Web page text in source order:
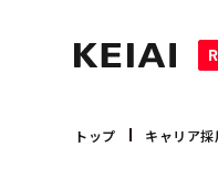
キャリ
営業職
トップ キャリア採